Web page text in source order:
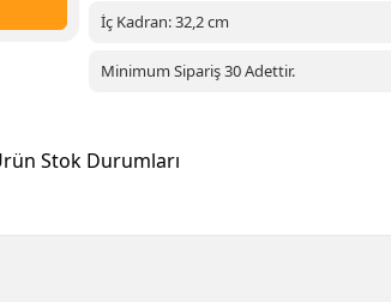
İç Kadran: 32,2 cm
Minimum Sipariş 30 Adettir.
Stok Durumları